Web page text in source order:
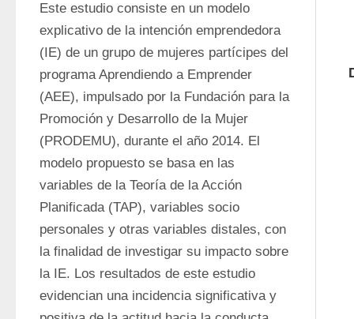
Este estudio consiste en un modelo
explicativo de la intención emprendedora
(IE) de un grupo de mujeres partícipes del
programa Aprendiendo a Emprender
(AEE), impulsado por la Fundación para la
Promoción y Desarrollo de la Mujer
(PRODEMU), durante el año 2014. El
modelo propuesto se basa en las
variables de la Teoría de la Acción
Planificada (TAP), variables socio
personales y otras variables distales, con
la finalidad de investigar su impacto sobre
la IE. Los resultados de este estudio
evidencian una incidencia significativa y